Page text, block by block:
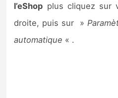
l’eShop plus cliquez sur
droite, puis sur »
automatique « .